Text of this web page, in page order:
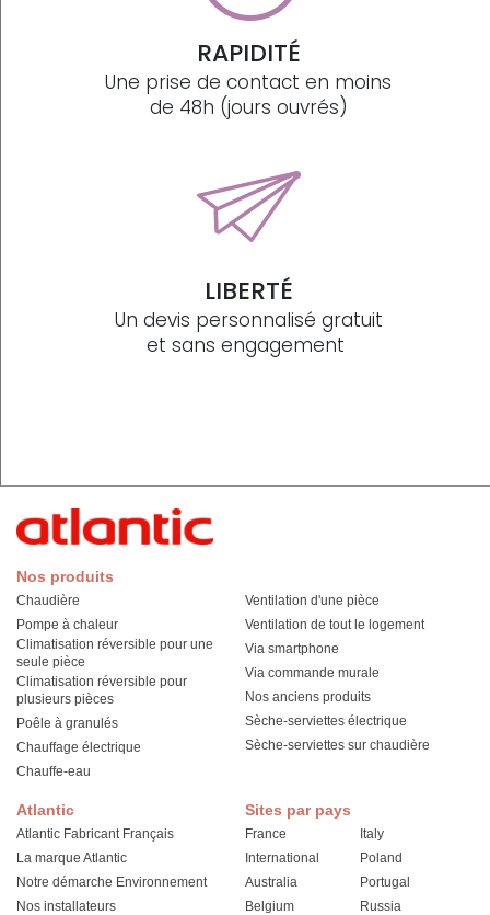
RAPIDITÉ
Une prise de contact en moins
de 48h (jours ouvrés)
LIBERTÉ
Un devis personnalisé gratuit
et sans engagement
Atlantic
Atlantic Fabricant Français
La marque Atlantic
Notre démarche Environnement
Nos installateurs
Nos produits
Chaudière
Pompe à chaleur
Climatisation réversible pour une
seule pièce
Climatisation réversible pour
plusieurs pièces
Poêle à granulés
Chauffage électrique
Chauffe-eau
Ventilation d'une pièce
Ventilation de tout le logement
Via smartphone
Via commande murale
Nos anciens produits
Sèche-serviettes électrique
Sèche-serviettes sur chaudière
Sites par pays
France
International
Australia
Belgium
Italy
Poland
Portugal
Russia